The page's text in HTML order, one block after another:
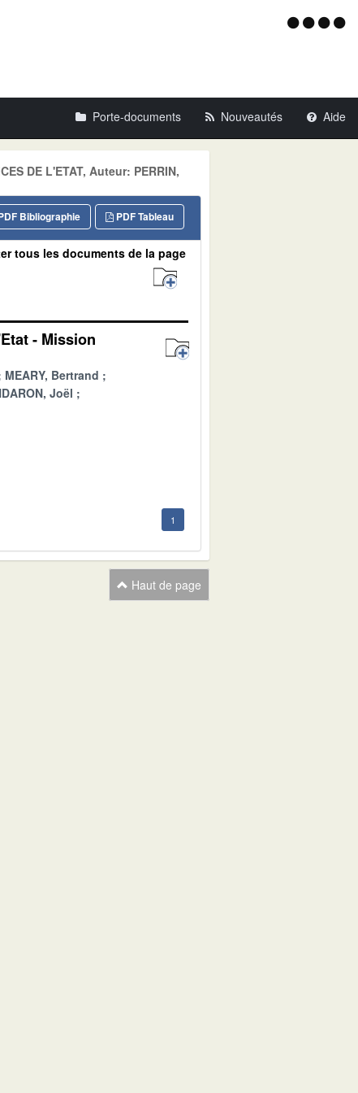
Menu
Porte-documents Nouveautés Aide
DE L'ETAT, Auteur: PERRIN,
PDF Tableau
Bibliographie
tous les documents de la page
- Mission
MEARY, Bertrand
Joël
1
Haut de page